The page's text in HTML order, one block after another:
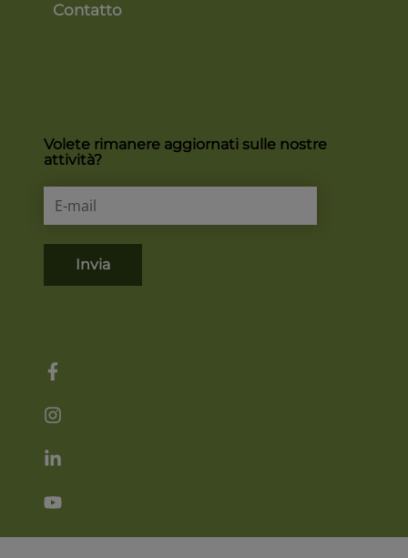
Contatto
Volete rimanere aggiornati sulle nostre
attività?
Invia